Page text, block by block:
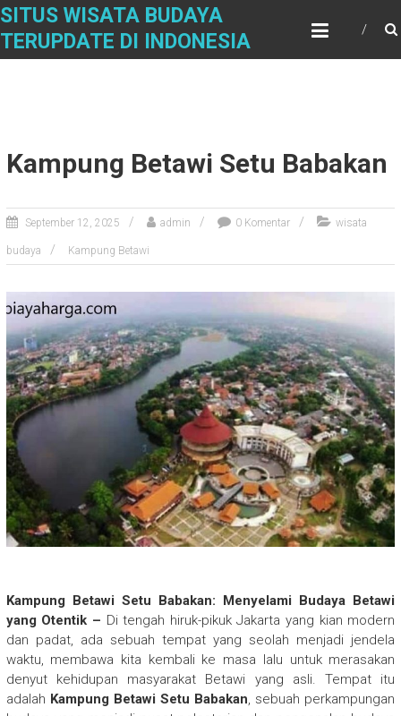
Skip
content
SITUS WISATA BUDAYA
TERUPDATE DI INDONESIA
Kampung Betawi Setu Babakan
September 12, 2025 admin 0 Komentar wisata
budaya Kampung Betawi
Kampung Betawi Setu Babakan: Menyelami Budaya Betawi
yang Otentik – Di tengah hiruk-pikuk Jakarta yang kian modern
dan padat, ada sebuah tempat yang seolah menjadi jendela
waktu, membawa kita kembali ke masa lalu untuk merasakan
denyut kehidupan masyarakat Betawi yang asli. Tempat itu
adalah Kampung Betawi Setu Babakan, sebuah perkampungan